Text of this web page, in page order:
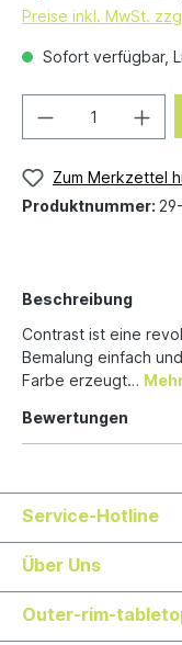
Preise inkl. MwSt.
Sofort verfügbar,
Zum Merkzettel
Produktnummer:
Beschreibung
Contrast ist eine
Bemalung einfach
Farbe erzeugt…
Bewertungen
Service-Hotline
Über Uns
Outer-rim-